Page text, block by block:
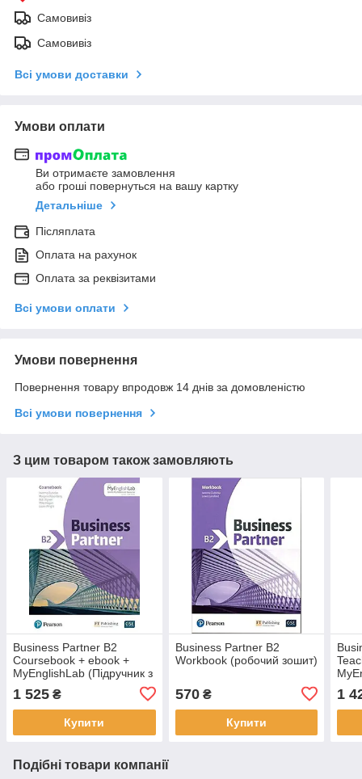
Самовивіз
Самовивіз
Всі умови доставки
Умови оплати
Ви отримаєте замовлення
або гроші повернуться на вашу картку
Детальніше
Післяплата
Оплата на рахунок
Оплата за реквізитами
Всі умови оплати
Умови повернення
Повернення товару впродовж 14 днів за домовленістю
Всі умови повернення
З цим товаром також замовляють
Business Partner B2
Coursebook + ebook +
MyEnglishLab (Підручник з
1 525 ₴
Купити
Business Partner B2
Workbook (робочий зошит)
570₴
Купити
1
Подібні товари компанії